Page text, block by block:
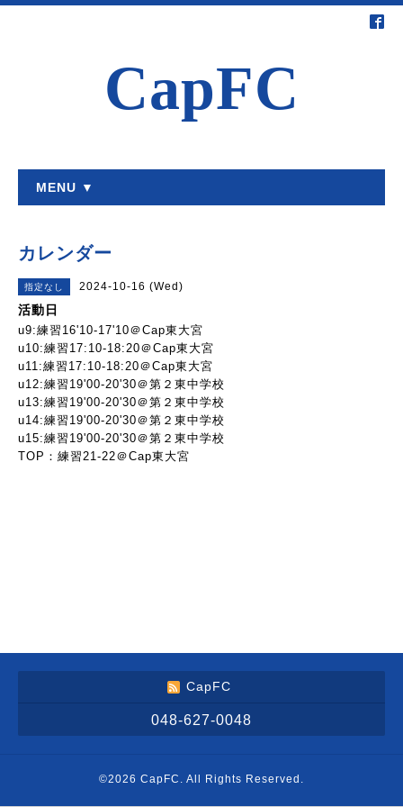
CapFC
MENU ▼
カレンダー
指定なし 2024-10-16 (Wed)
活動日
u9:練習16'10-17'10＠Cap東大宮
u10:練習17:10-18:20＠Cap東大宮
u11:練習17:10-18:20＠Cap東大宮
u12:練習19'00-20'30＠第２東中学校
u13:練習19'00-20'30＠第２東中学校
u14:練習19'00-20'30＠第２東中学校
u15:練習19'00-20'30＠第２東中学校
TOP：練習21-22＠Cap東大宮
CapFC
048-627-0048
©2026 CapFC . All Rights Reserved.